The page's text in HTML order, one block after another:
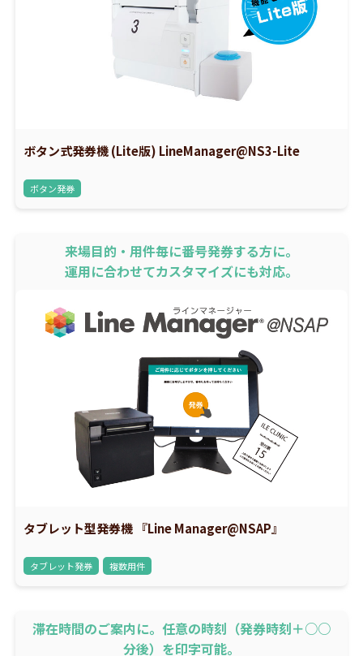
ボタン式発券機 (Lite版) LineManager@NS3-Lite
ボタン発券
来場目的・用件毎に番号発券する方に。
運用に合わせてカスタマイズにも対応。
タブレット型発券機 『Line Manager@NSAP』
タブレット発券 複数用件
滞在時間のご案内に。任意の時刻（発券時刻＋○○
分後）を印字可能。